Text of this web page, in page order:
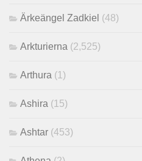
Ärkeängel Zadkiel (48)
Arkturierna (2,525)
Arthura (1)
Ashira (15)
Ashtar (453)